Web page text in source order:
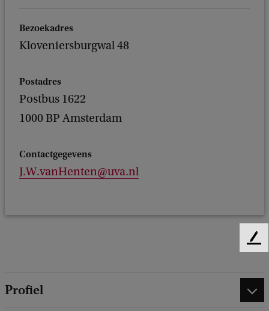
Bezoekadres
Kloveniersburgwal 48
Postadres
Postbus 1622
1000 BP Amsterdam
Contactgegevens
J.W.vanHenten@uva.nl
Profiel
F
b